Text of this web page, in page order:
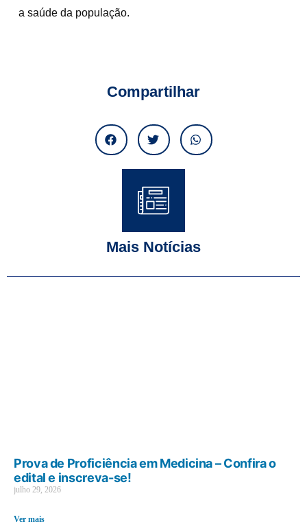
a saúde da população.
Compartilhar
Mais Notícias
Prova de Proficiência em Medicina – Confira o
edital e inscreva-se!
julho 29, 2026
Ver mais